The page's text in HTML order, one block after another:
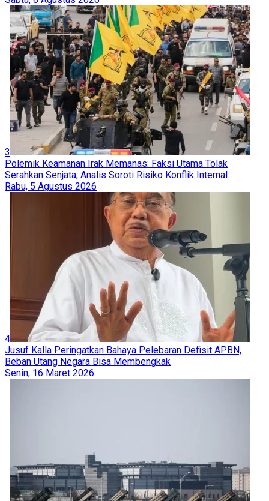
3
Polemik Keamanan Irak Memanas: Faksi Utama Tolak
Serahkan Senjata, Analis Soroti Risiko Konflik Internal
Rabu, 5 Agustus 2026
4
Jusuf Kalla Peringatkan Bahaya Pelebaran Defisit APBN,
Beban Utang Negara Bisa Membengkak
Senin, 16 Maret 2026